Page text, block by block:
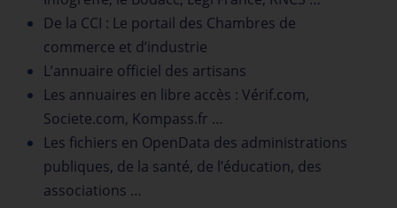
De la CCI : Le portail des Chambres de
commerce et d’industrie
L’annuaire officiel des artisans
Les annuaires en libre accès : Vérif.com,
Societe.com, Kompass.fr …
Les fichiers en OpenData des administrations
publiques, de la santé, de l’éducation, des
associations …